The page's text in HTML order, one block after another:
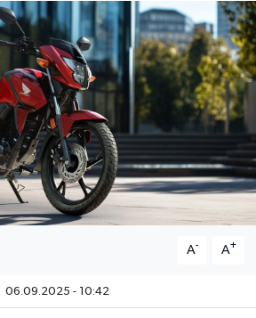
A- A+
06.09.2025 - 10:42